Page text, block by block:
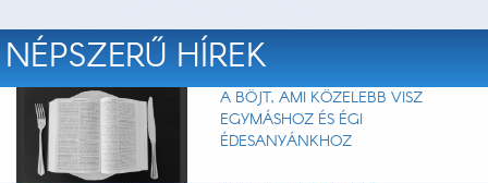
NÉPSZERŰ HÍREK
A BÖJT, AMI KÖZELEBB VISZ
EGYMÁSHOZ ÉS ÉGI
ÉDESANYÁNKHOZ